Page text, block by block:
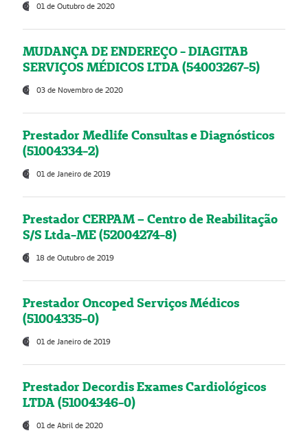
01 de Outubro de 2020
MUDANÇA DE ENDEREÇO - DIAGITAB
SERVIÇOS MÉDICOS LTDA (54003267-5)
03 de Novembro de 2020
Prestador Medlife Consultas e Diagnósticos
(51004334-2)
01 de Janeiro de 2019
Prestador CERPAM – Centro de Reabilitação
S/S Ltda-ME (52004274-8)
18 de Outubro de 2019
Prestador Oncoped Serviços Médicos
(51004335-0)
01 de Janeiro de 2019
Prestador Decordis Exames Cardiológicos
LTDA (51004346-0)
01 de Abril de 2020